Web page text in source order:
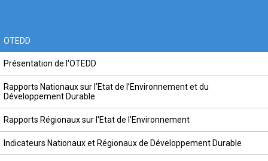
OTEDD
Présentation de l'OTEDD
Rapports Nationaux sur l’Etat de l’Environnement et du
Développement Durable
Rapports Régionaux sur l'Etat de l'Environnement
Indicateurs Nationaux et Régionaux de Développement Durable